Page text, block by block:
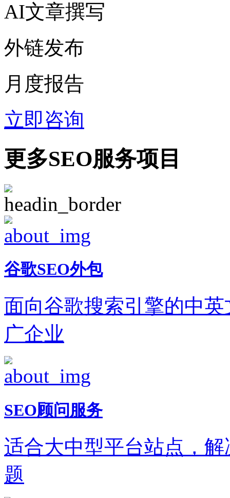
AI文章撰写
外链发布
月度报告
立即咨询
更多SEO服务项目
谷歌SEO外包
面向谷歌搜索引擎的中
广企业
SEO顾问服务
适合大中型平台站点，
题